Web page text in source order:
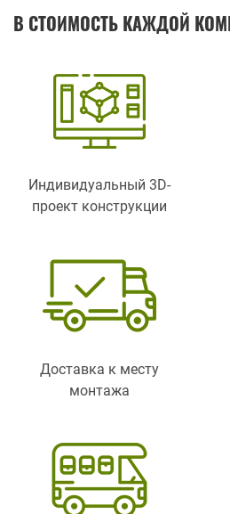
В СТОИМОСТЬ КАЖДОЙ
Индивидуальный 3D-
проект конструкции
Доставка к месту
монтажа